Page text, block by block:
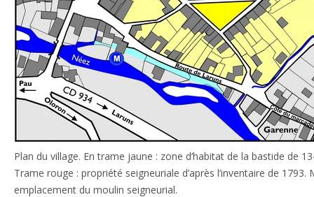
Plan du village. En trame jaune : zone d’habitat de la bastide de
Trame rouge : propriété seigneuriale d’après l’inventaire de 1793.
emplacement du moulin seigneurial.